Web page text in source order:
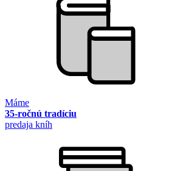
Máme
35-ročnú tradíciu
predaja kníh